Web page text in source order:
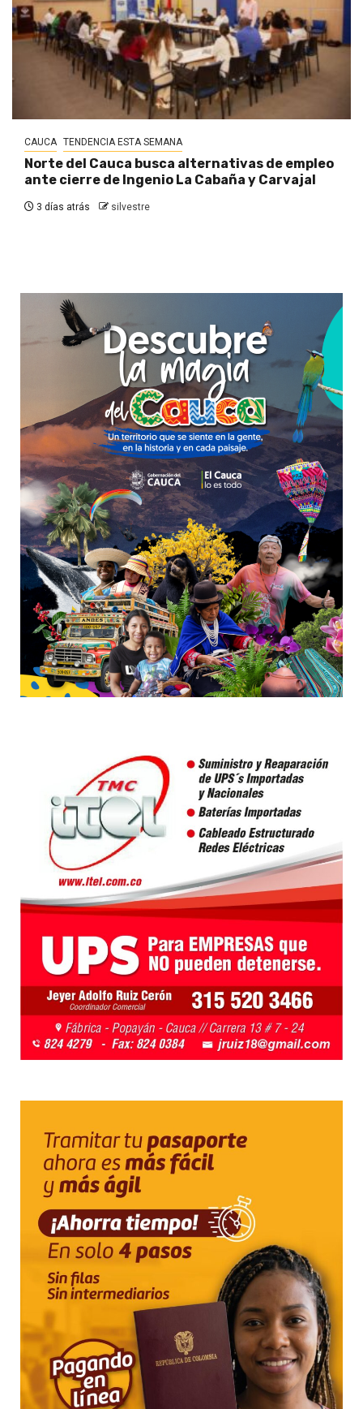
CAUCA TENDENCIA ESTA SEMANA
Norte del Cauca busca alternativas de empleo
ante cierre de Ingenio La Cabaña y Carvajal
3 días atrás silvestre